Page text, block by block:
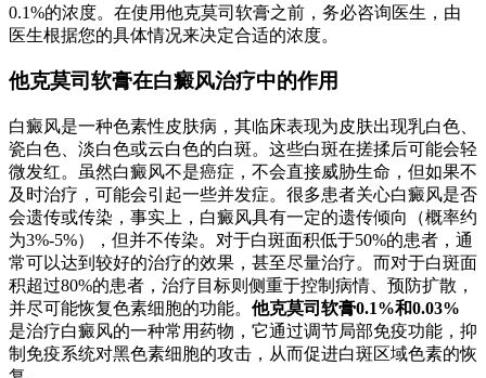
0.1%的浓度。在使用他克莫司软膏之前，务必咨询医生，由
医生根据您的具体情况来决定合适的浓度。
他克莫司软膏在白癜风治疗中的作用
白癜风是一种色素性皮肤病，其临床表现为皮肤出现乳白色、
瓷白色、淡白色或云白色的白斑。这些白斑在搓揉后可能会轻
微发红。虽然白癜风不是癌症，不会直接威胁生命，但如果不
及时治疗，可能会引起一些并发症。很多患者关心白癜风是否
会遗传或传染，事实上，白癜风具有一定的遗传倾向（概率约
为3%-5%），但并不传染。对于白斑面积低于50%的患者，通
常可以达到较好的治疗的效果，甚至尽量治疗。而对于白斑面
积超过80%的患者，治疗目标则侧重于控制病情、预防扩散，
并尽可能恢复色素细胞的功能。 他克莫司软膏0.1%和0.03%
是治疗白癜风的一种常用药物，它通过调节局部免疫功能，抑
制免疫系统对黑色素细胞的攻击，从而促进白斑区域色素的恢